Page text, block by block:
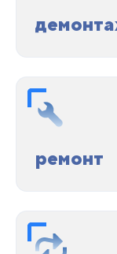
ремонт